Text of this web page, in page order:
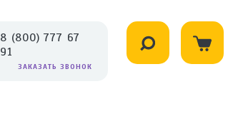
8 (800) 777 67
91
ЗАКАЗАТЬ ЗВОНОК